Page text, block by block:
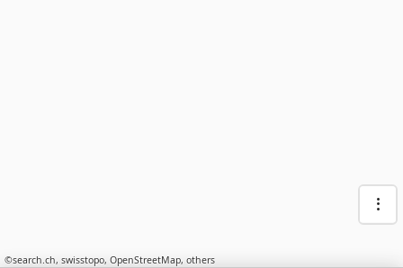
©search.ch, swisstopo, OpenStreetMap, others